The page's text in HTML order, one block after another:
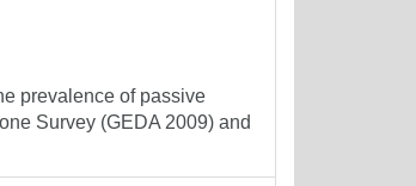
prevalence of passive
Survey (GEDA 2009) and